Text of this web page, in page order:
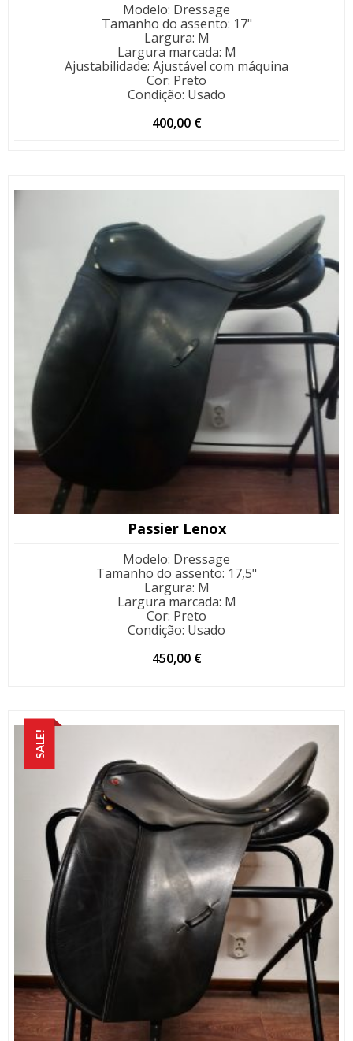
Modelo: Dressage
Tamanho do assento: 17"
Largura: M
Largura marcada: M
Ajustabilidade: Ajustável com máquina
Cor: Preto
Condição: Usado
400,00 €
Passier Lenox
Modelo: Dressage
Tamanho do assento: 17,5"
Largura: M
Largura marcada: M
Cor: Preto
Condição: Usado
450,00 €
SALE!